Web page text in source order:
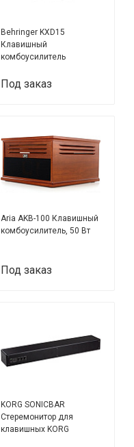
Behringer KXD15
Клавишный
комбоусилитель
Под заказ
Aria AKB-100 Клавишный
комбоусилитель, 50 Вт
Под заказ
KORG SONICBAR
Стеремонитор для
клавишных KORG